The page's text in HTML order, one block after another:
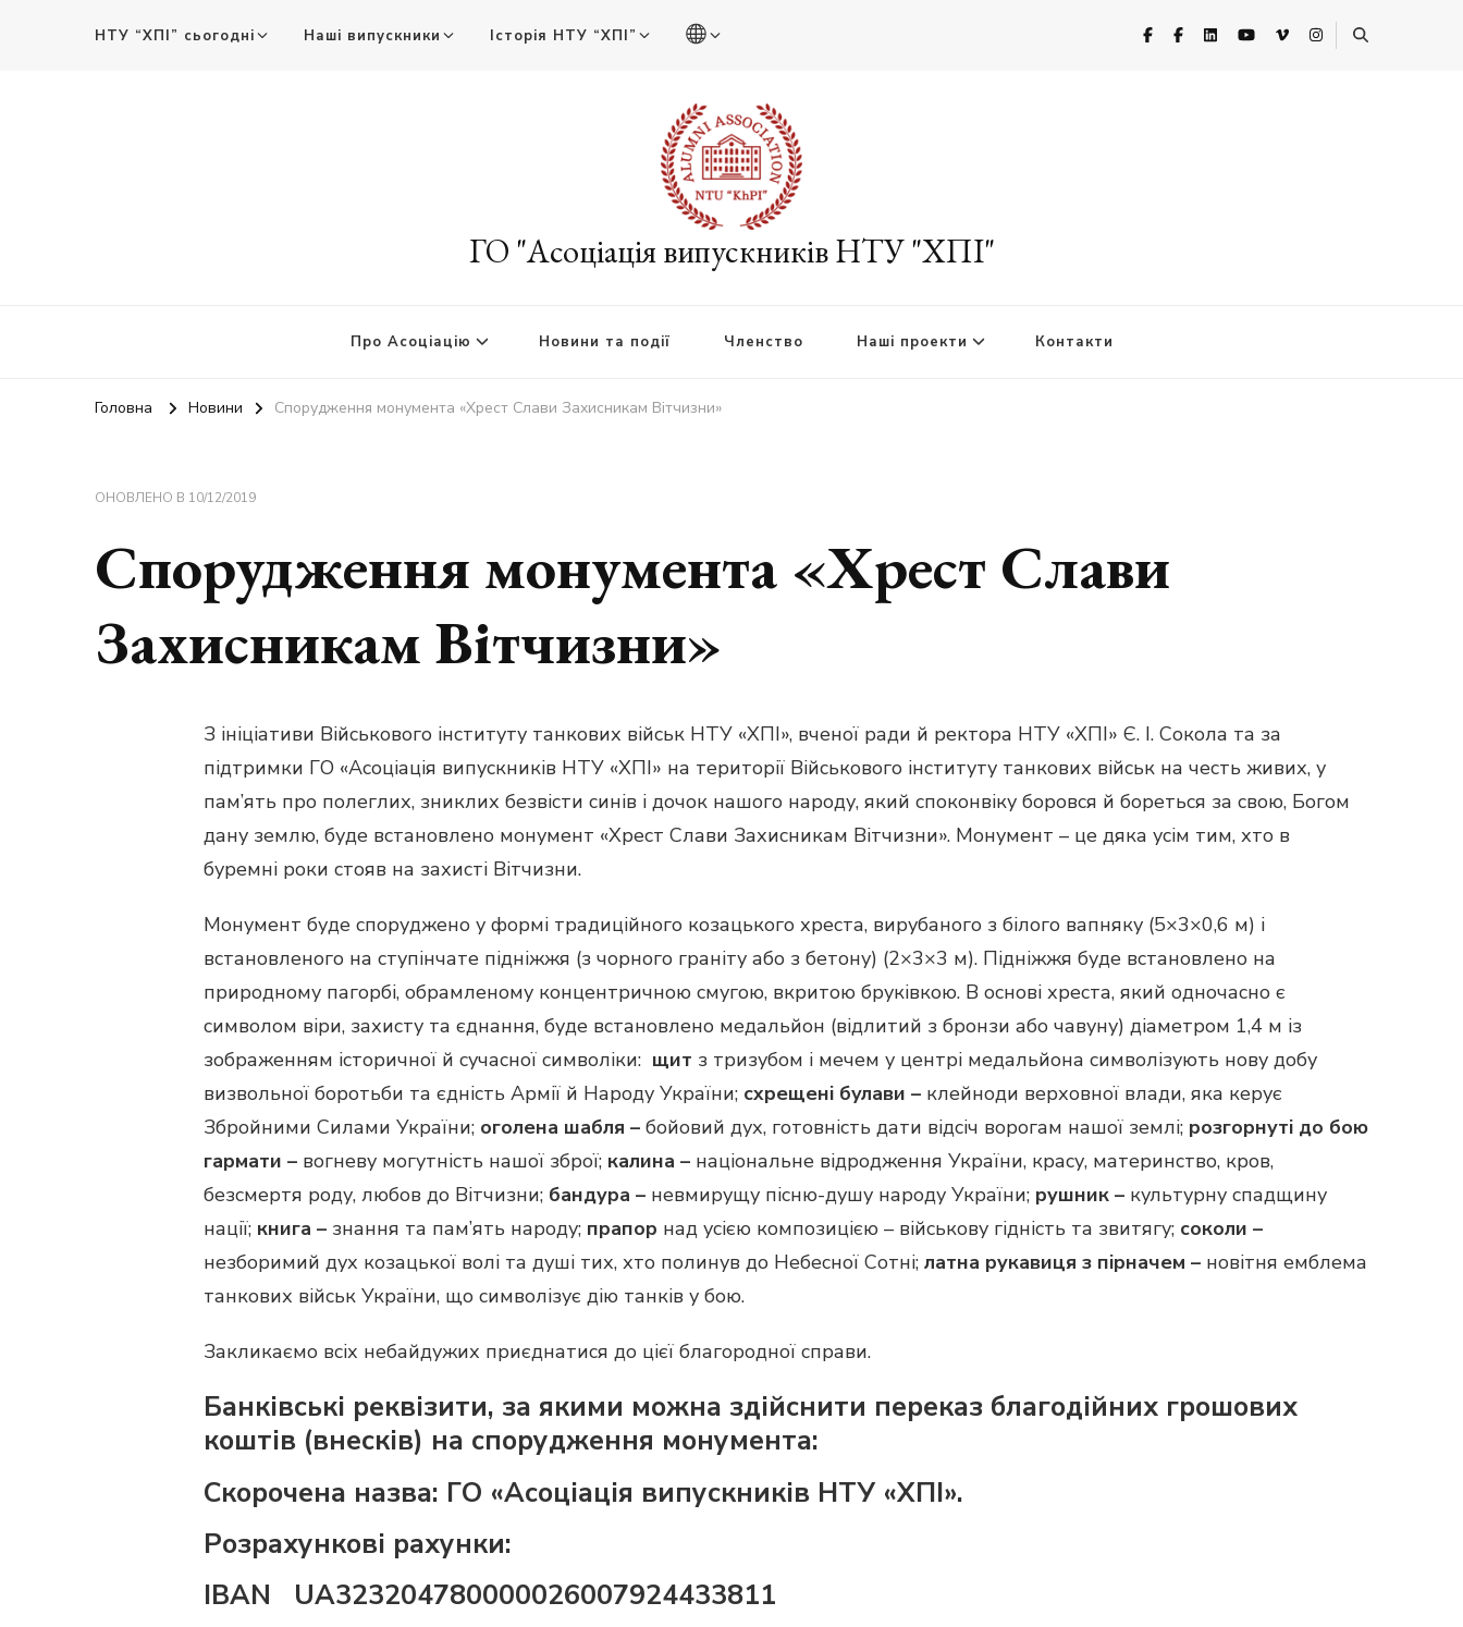
НТУ “ХПІ” сьогодні Наші випускники Історія НТУ “ХПІ”
ГО "Асоціація випускників НТУ "ХПI"
Про Асоціацію Новини та події Членство Наші проекти Контакти
Головна Новини Спорудження монумента «Хрест Слави Захисникам Вітчизни»
ОНОВЛЕНО В 10/12/2019
Спорудження монумента «Хрест Слави
Захисникам Вітчизни»
З ініціативи Військового інституту танкових військ НТУ «ХПІ», вченої ради й ректора НТУ «ХПІ» Є. І. Сокола та за
підтримки ГО «Асоціація випускників НТУ «ХПІ» на території Військового інституту танкових військ на честь живих, у
пам’ять про полеглих, зниклих безвісти синів і дочок нашого народу, який споконвіку боровся й бореться за свою, Богом
дану землю, буде встановлено монумент «Хрест Слави Захисникам Вітчизни». Монумент – це дяка усім тим, хто в
буремні роки стояв на захисті Вітчизни.
Монумент буде споруджено у формі традиційного козацького хреста, вирубаного з білого вапняку (5×3×0,6 м) і
встановленого на ступінчате підніжжя (з чорного граніту або з бетону) (2×3×3 м). Підніжжя буде встановлено на
природному пагорбі, обрамленому концентричною смугою, вкритою бруківкою. В основі хреста, який одночасно є
символом віри, захисту та єднання, буде встановлено медальйон (відлитий з бронзи або чавуну) діаметром 1,4 м із
зображенням історичної й сучасної символіки: щит з тризубом і мечем у центрі медальйона символізують нову добу
визвольної боротьби та єдність Армії й Народу України; схрещені булави – клейноди верховної влади, яка керує
Збройними Силами України; оголена шабля – бойовий дух, готовність дати відсіч ворогам нашої землі; розгорнуті до бою
гармати – вогневу могутність нашої зброї; калина – національне відродження України, красу, материнство, кров,
безсмертя роду, любов до Вітчизни; бандура – невмирущу пісню-душу народу України; рушник – культурну спадщину
нації; книга – знання та пам’ять народу; прапор над усією композицією – військову гідність та звитягу; соколи –
незборимий дух козацької волі та душі тих, хто полинув до Небесної Сотні; латна рукавиця з пірначем – новітня емблема
танкових військ України, що символізує дію танків у бою.
Закликаємо всіх небайдужих приєднатися до цієї благородної справи.
Банківські реквізити, за якими можна здійснити переказ благодійних грошових
коштів (внесків) на спорудження монумента:
Скорочена назва: ГО «Асоціація випускників НТУ «ХПI».
Розрахункові рахунки:
IBAN UA323204780000026007924433811